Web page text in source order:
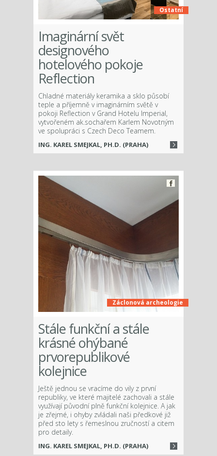
Ostatní
Imaginární svět
designového
hotelového pokoje
Reflection
Chladné materiály keramika a sklo působí
teple a příjemně v imaginárním světě v
pokoji Reflection v Grand Hotelu Imperial,
vytvořeném ak.sochařem Karlem Novotným
ve spolupráci s Czech Deco Teamem.
ING. KAREL SMEJKAL, PH.D. (PRAHA)
Záclonová archeologie
Stále funkční a stále
krásné ohýbané
prvorepublikové
kolejnice
Ještě jednou se vracíme do vily z první
republiky, ve které majitelé zachovali a stále
využívají původní plně funkční kolejnice. A jak
je zřejmé, i ohyby zvládali naši předkové již
před sto lety s řemeslnou zručností a citem
pro detaily.
ING. KAREL SMEJKAL, PH.D. (PRAHA)